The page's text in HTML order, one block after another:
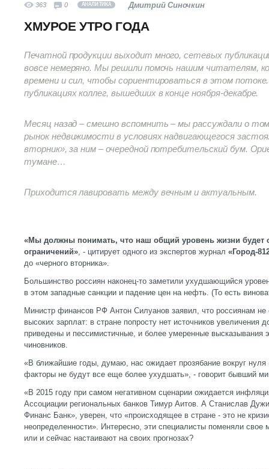
363 0 АНАЛИТИКА Дмитрий Синочкин
ХМУРОЕ УТРО ГОДА
Печатной продукции выходит много, сетевых
вовсе немеряно. Мы решили помочь нашим читателям,
времени и сил, чтобы сориентироваться в этом
публикациях коллег, вышедших в конце ноября-декабре.
Месяц назад – смешно вспомнить – мы рассуждали о
рынок недвижимости в условиях надвигающегося
вторник», за ним – очередной потребительский бум.
тумане…
Приходится лавировать между вечным и актуальным.
«Мы должны понимать, что наш общий уровень жизни будет
ограничений», - цитирует одного из экспертов журнал «Город-
до «черного вторника».
Большинство россиян наконец-то заметили ухудшающийся
в этом западные санкции и падение цен на нефть. (То есть
Министр финансов РФ Антон Силуанов заявил, что россиянам
высоких зарплат: в стране попросту нет источников увеличения
приведены и пессимистичные, и более умеренные высказывания
чиновников.
«В ближайшие годы, думаю, нас ожидает прозябание вокруг
факторы не будут все еще более ухудшать», - говорит бывший
«В 2015 году при самом негативном сценарии ожидается
Ассоциации региональных банков Тимур Аитов. А Станислав
Финанс Банк», уверен, что «происходящее в стране - это не
неопределенности». Интересно, эти специалисты поменяли свое
или и сейчас настаивают на своих прогнозах?